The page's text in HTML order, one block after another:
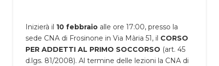
Inizierà il 10 febbraioalle ore 17:00, presso la
sede CNA di Frosinone in Via Mària 51, il CORSO
PER ADDETTI AL PRIMO SOCCORSO (art. 45
d.lgs. 81/2008). Al termine delle lezioni la CNA di